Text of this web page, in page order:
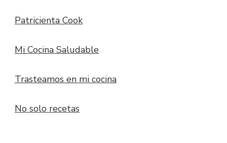
Patricienta Cook
Mi Cocina Saludable
Trasteamos en mi cocina
No solo recetas